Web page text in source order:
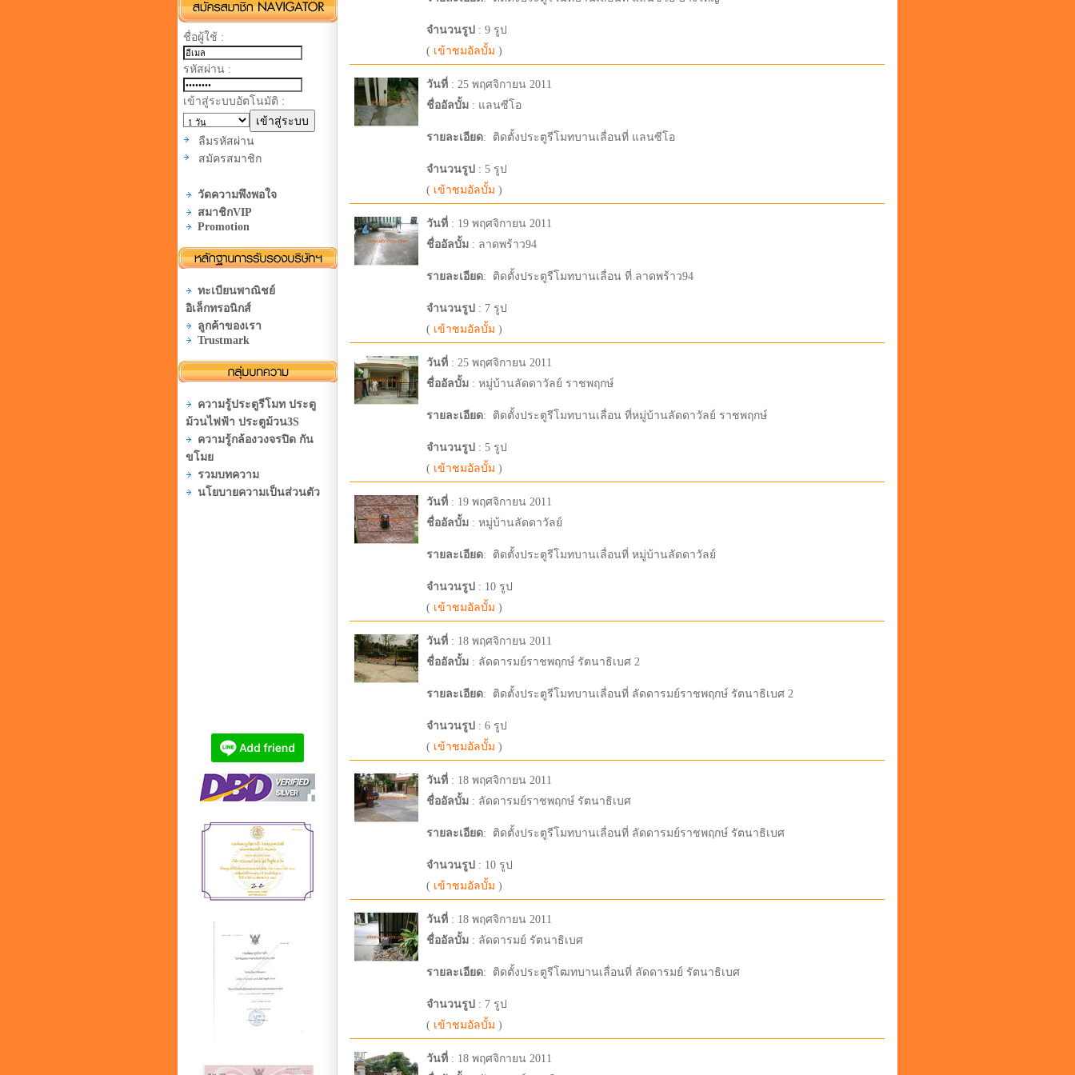
ชื่อผู้ใช้ :
รหัสผ่าน :
เข้าสู่ระบบอัตโนมัติ :
ลืมรหัสผ่าน
สมัครสมาชิก
วัดความพึงพอใจ
สมาชิกVIP
Promotion
ทะเบียนพาณิชย์
อิเล็กทรอนิกส์
ลูกค้าของเรา
Trustmark
ความรู้ประตูรีโมท ประตู
ม้วนไฟฟ้า ประตูม้วน3S
ความรู้กล้องวงจรปิด กัน
ขโมย
รวมบทความ
นโยบายความเป็นส่วนตัว
จำนวนรูป : 9 รูป
( เข้าชมอัลบั้ม )
วันที่ : 25 พฤศจิกายน 2011
ชื่ออัลบั้ม : แลนซีโอ
รายละเอียด: ติดตั้งประตูรีโมทบานเลื่อนที่ แลนซีโอ
จำนวนรูป : 5 รูป
( เข้าชมอัลบั้ม )
วันที่ : 19 พฤศจิกายน 2011
ชื่ออัลบั้ม : ลาดพร้าว94
รายละเอียด: ติดตั้งประตูรีโมทบานเลื่อน ที่ ลาดพร้าว94
จำนวนรูป : 7 รูป
( เข้าชมอัลบั้ม )
วันที่ : 25 พฤศจิกายน 2011
ชื่ออัลบั้ม : หมู่บ้านลัดดาวัลย์ ราชพฤกษ์
รายละเอียด: ติดตั้งประตูรีโมทบานเลื่อน ที่หมู่บ้านลัดดาวัลย์ ราชพฤกษ์
จำนวนรูป : 5 รูป
( เข้าชมอัลบั้ม )
วันที่ : 19 พฤศจิกายน 2011
ชื่ออัลบั้ม : หมู่บ้านลัดดาวัลย์
รายละเอียด: ติดตั้งประตูรีโมทบานเลื่อนที่ หมู่บ้านลัดดาวัลย์
จำนวนรูป : 10 รูป
( เข้าชมอัลบั้ม )
วันที่ : 18 พฤศจิกายน 2011
ชื่ออัลบั้ม : ลัดดารมย์ราชพฤกษ์ รัตนาธิเบศ 2
รายละเอียด: ติดตั้งประตูรีโมทบานเลื่อนที่ ลัดดารมย์ราชพฤกษ์ รัตนาธิเบศ 2
จำนวนรูป : 6 รูป
( เข้าชมอัลบั้ม )
วันที่ : 18 พฤศจิกายน 2011
ชื่ออัลบั้ม : ลัดดารมย์ราชพฤกษ์ รัตนาธิเบศ
รายละเอียด: ติดตั้งประตูรีโมทบานเลื่อนที่ ลัดดารมย์ราชพฤกษ์ รัตนาธิเบศ
จำนวนรูป : 10 รูป
( เข้าชมอัลบั้ม )
วันที่ : 18 พฤศจิกายน 2011
ชื่ออัลบั้ม : ลัดดารมย์ รัตนาธิเบศ
รายละเอียด: ติดตั้งประตูรีโฒทบานเลื่อนที่ ลัดดารมย์ รัตนาธิเบศ
จำนวนรูป : 7 รูป
( เข้าชมอัลบั้ม )
วันที่ : 18 พฤศจิกายน 2011